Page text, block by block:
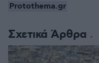
Σχετικά Άρθρα
Protothema.gr